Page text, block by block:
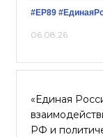
#ЕР89
06.08.26
«Единая
РФ и